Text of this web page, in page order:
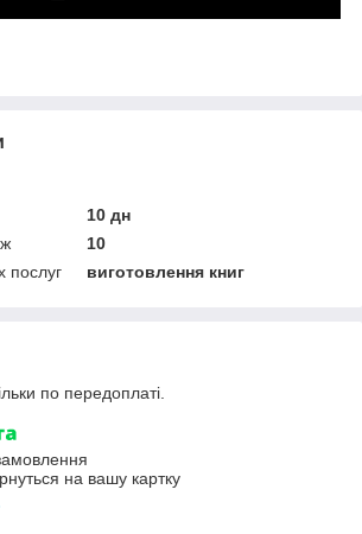
10 дн
10
послуг
виготовлення книг
по передоплаті.
на вашу картку